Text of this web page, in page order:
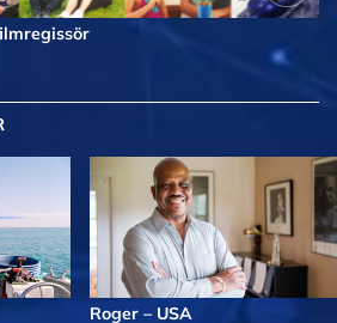
Roger – USA